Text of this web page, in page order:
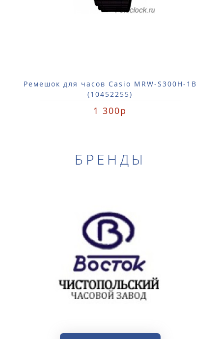
Ремешок для часов Casio MRW-S300H-1B
(10452255)
1 300р
БРЕНДЫ